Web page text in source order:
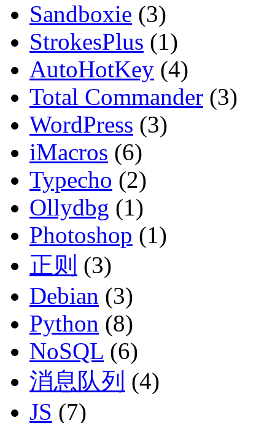
Sandboxie (3)
StrokesPlus (1)
AutoHotKey (4)
Total Commander (3)
WordPress (3)
iMacros (6)
Typecho (2)
Ollydbg (1)
Photoshop (1)
正则 (3)
Debian (3)
Python (8)
NoSQL (6)
消息队列 (4)
JS (7)